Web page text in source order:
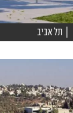
| תל אביב